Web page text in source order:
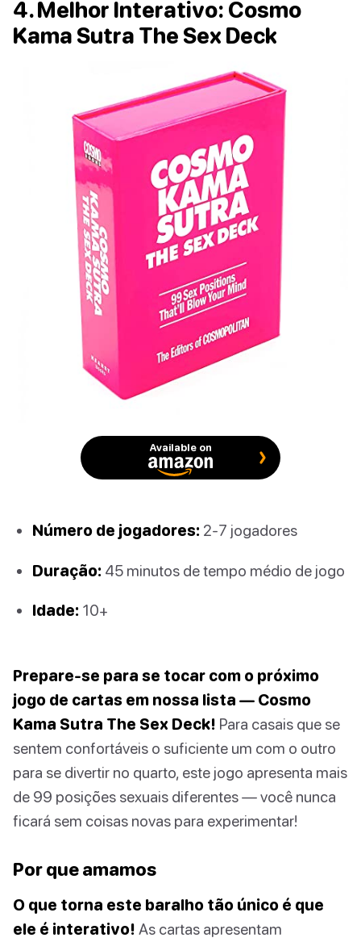
4. Melhor Interativo: Cosmo
Kama Sutra The Sex Deck
Available on
Número de jogadores: 2-7 jogadores
Duração: 45 minutos de tempo médio de jogo
Idade: 10+
Prepare-se para se tocar com o próximo
jogo de cartas em nossa lista — Cosmo
Kama Sutra The Sex Deck! Para casais que se
sentem confortáveis o suficiente um com o outro
para se divertir no quarto, este jogo apresenta mais
de 99 posições sexuais diferentes — você nunca
ficará sem coisas novas para experimentar!
Por que amamos
O que torna este baralho tão único é que
ele é interativo! As cartas apresentam